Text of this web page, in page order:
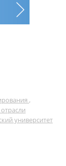
,
университет